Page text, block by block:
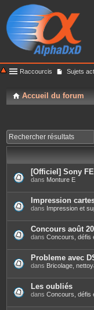
Raccourcis Sujets
Accueil du forum
[Officiel] Sony
dans Monture E
Impression
dans Impression et
Concours août
dans Concours, défis
Probleme avec
dans Bricolage,
Les oubliés
dans Concours, défis